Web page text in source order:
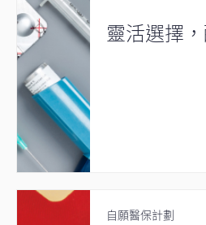
靈活選擇
自願醫保計劃